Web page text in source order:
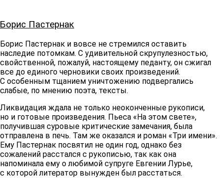
Борис Пастернак
Борис Пастернак и вовсе не стремился оставить
наследие потомкам. С удивительной скрупулезностью,
свойственной, пожалуй, настоящему педанту, он сжигал
все до единого черновики своих произведений.
С особенным тщанием уничтожению подвергались
слабые, по мнению поэта, тексты.
Ликвидация ждала не только неоконченные рукописи,
но и готовые произведения. Пьеса «На этом свете»,
получившая суровые критические замечания, была
отправлена в печь. Там же оказался и роман «Три имени».
Ему Пастернак посвятил не один год, однако без
сожалений расстался с рукописью, так как она
напоминала ему о любимой супруге Евгении Лурье,
с которой литератор вынужден был расстаться.